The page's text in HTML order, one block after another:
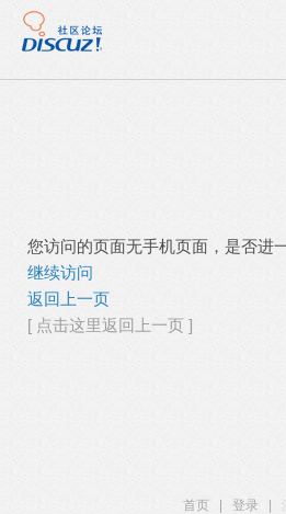
您访问的页面无手机页面，是否进
继续访问
返回上一页
[ 点击这里返回上一页 ]
首页 登录